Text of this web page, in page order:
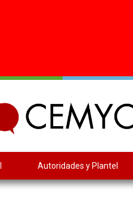
Autoridades y Plantel